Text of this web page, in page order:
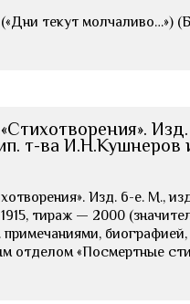
текут молчаливо…»)
т-ва И.Н.Кушнеров
Изд. 6-е. М.,
тираж — 2000
отделом «Посмертные